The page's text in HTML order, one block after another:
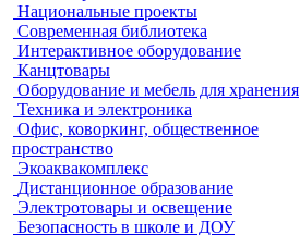
Национальные проекты
Современная библиотека
Интерактивное оборудование
Канцтовары
Оборудование и мебель для хранения
Техника и электроника
Офис, коворкинг, общественное
пространство
Экоаквакомплекс
Дистанционное образование
Электротовары и освещение
Безопасность в школе и ДОУ